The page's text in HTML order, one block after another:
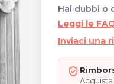
Hai dubbi o
Leggi le
Inviaci una